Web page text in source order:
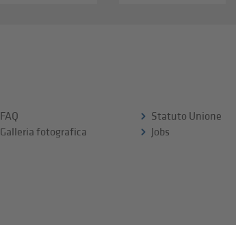
FAQ
Galleria fotografica
Statuto Unione
Jobs